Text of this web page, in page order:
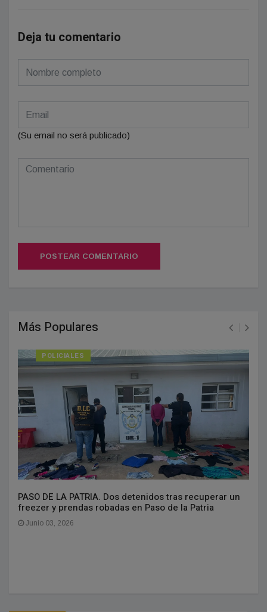
Deja tu comentario
(Su email no será publicado)
POSTEAR COMENTARIO
Más Populares
POLICIALES
PASO DE LA PATRIA. Dos detenidos tras recuperar un
freezer y prendas robadas en Paso de la Patria
Junio 03, 2026